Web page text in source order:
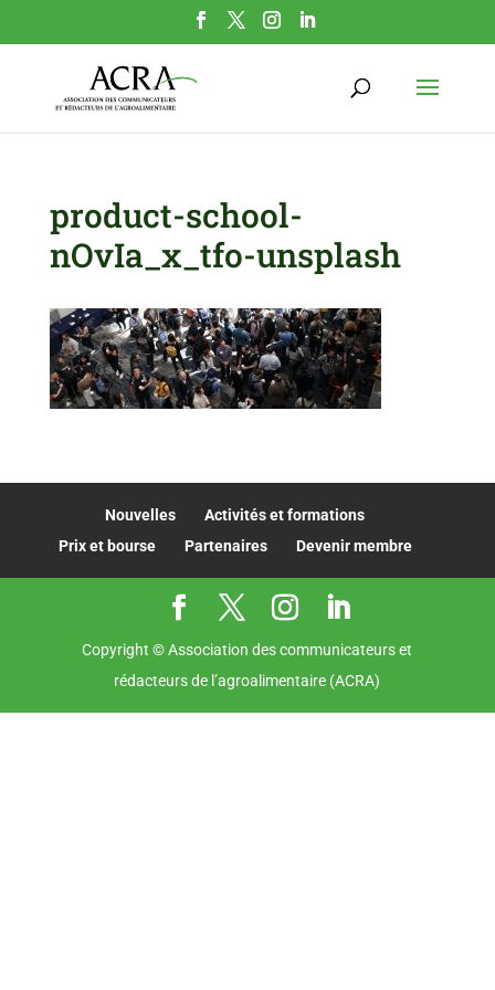
product-school-
nOvIa_x_tfo-unsplash
Nouvelles
Activités et formations
Prix et bourse
Partenaires Devenir membre
Copyright © Association des communicateurs et
rédacteurs de l’agroalimentaire (ACRA)